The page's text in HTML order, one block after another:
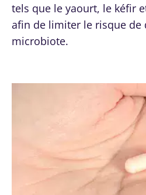
tels que le yaourt, le kéfir
afin de limiter le risque de
microbiote.